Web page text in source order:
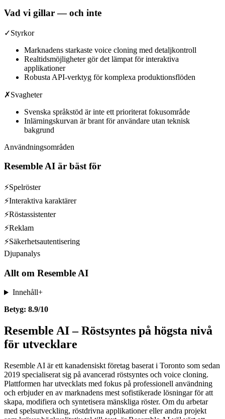
Vad vi gillar — och inte
✓Styrkor
Marknadens starkaste voice cloning med detaljkontroll
Realtidsmöjligheter gör det lämpat för interaktiva
applikationer
Robusta API-verktyg för komplexa produktionsflöden
✗Svagheter
Svenska språkstöd är inte ett prioriterat fokusområde
Inlärningskurvan är brant för användare utan teknisk
bakgrund
Användningsområden
Resemble AI är bäst för
⚡Spelröster
⚡Interaktiva karaktärer
⚡Röstassistenter
⚡Reklam
⚡Säkerhetsautentisering
Djupanalys
Allt om Resemble AI
Innehåll+
Betyg: 8.9/10
Resemble AI – Röstsyntes på högsta nivå
för utvecklare
Resemble AI är ett kanadensiskt företag baserat i Toronto som sedan
2019 specialiserat sig på avancerad röstsyntes och voice cloning.
Plattformen har utvecklats med fokus på professionell användning
och erbjuder en av marknadens mest sofistikerade lösningar för att
skapa, modifiera och syntetisera mänskliga röster. Om du arbetar
med spelsutveckling, röstdrivna applikationer eller andra projekt